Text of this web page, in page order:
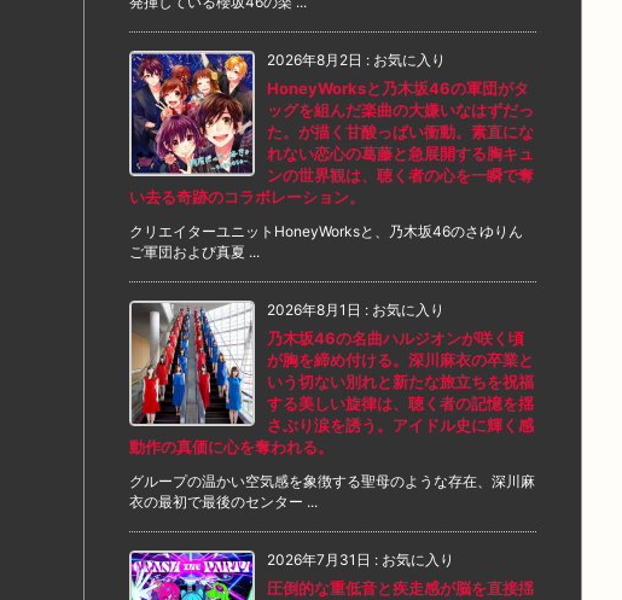
2026年8月2日 : お気に入り
HoneyWorksと乃木坂46の軍団がタ
ッグを組んだ楽曲の大嫌いなはずだっ
た。が描く甘酸っぱい衝動。素直にな
れない恋心の葛藤と急展開する胸キュ
ンの世界観は、聴く者の心を一瞬で奪
い去る奇跡のコラボレーション。
クリエイターユニットHoneyWorksと、乃木坂46のさゆりん
ご軍団および真夏 ...
2026年8月1日 : お気に入り
乃木坂46の名曲ハルジオンが咲く頃
が胸を締め付ける。深川麻衣の卒業と
いう切ない別れと新たな旅立ちを祝福
する美しい旋律は、聴く者の記憶を揺
さぶり涙を誘う。アイドル史に輝く感
動作の真価に心を奪われる。
グループの温かい空気感を象徴する聖母のような存在、深川麻
衣の最初で最後のセンター ...
2026年7月31日 : お気に入り
圧倒的な重低音と疾走感が脳を直接揺